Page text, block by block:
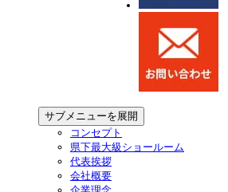
サブメニューを展開
コンセプト
県下最大級ショールーム
代表挨拶
会社概要